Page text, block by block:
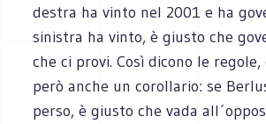
destra ha vinto nel 2001 e ha
sinistra ha vinto, è giusto che
che ci provi. Così dicono le regole,
però anche un corollario: se
perso, è giusto che vada